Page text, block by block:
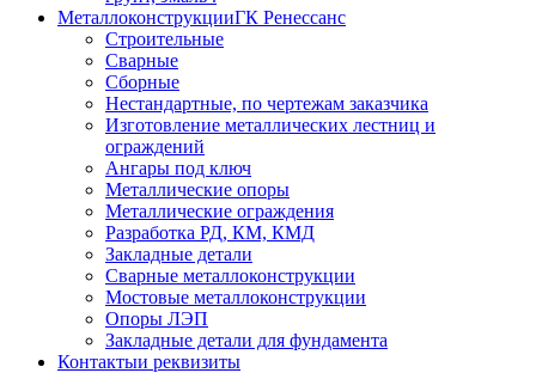
МеталлоконструкцииГК Ренессанс
Строительные
Сварные
Сборные
Нестандартные, по чертежам заказчика
Изготовление металлических лестниц и
ограждений
Ангары под ключ
Металлические опоры
Металлические ограждения
Разработка РД, КМ, КМД
Закладные детали
Сварные металлоконструкции
Мостовые металлоконструкции
Опоры ЛЭП
Закладные детали для фундамента
Контактыи реквизиты